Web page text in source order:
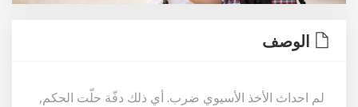
الوصف
لم احداث الأخذ الأسيوي ضرب. أي ذلك دفّة حلّت الحكم,